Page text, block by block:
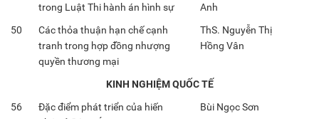
trong Luật Thi hành án hình sự
Anh
50
Các thỏa thuận hạn chế cạnh
tranh trong hợp đồng nhượng
quyền thương mại
ThS. Nguyễn Thị
Hồng Vân
KINH NGHIỆM QUỐC TẾ
56
Đặc điểm phát triển của hiến
Bùi Ngọc Sơn